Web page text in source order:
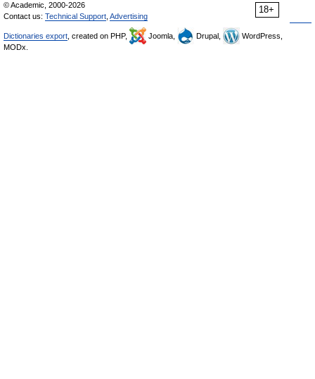
18+
© Academic, 2000-2026
Contact us: Technical Support Advertising
Dictionaries export , created on PHP, Joomla, Drupal,
WordPress,
MODx.